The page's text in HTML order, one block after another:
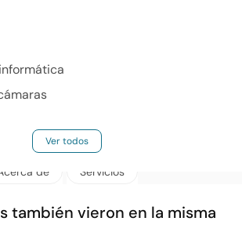
de Servicios
Ver todos
también vieron en la misma